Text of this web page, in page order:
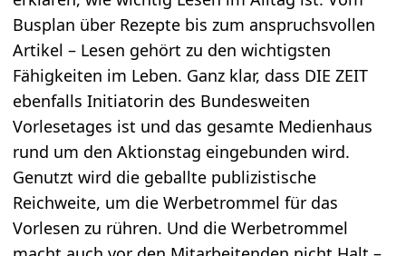
Busplan über Rezepte bis zum anspruchsvollen
Artikel – Lesen gehört zu den wichtigsten
Fähigkeiten im Leben. Ganz klar, dass DIE ZEIT
ebenfalls Initiatorin des Bundesweiten
Vorlesetages ist und das gesamte Medienhaus
rund um den Aktionstag eingebunden wird.
Genutzt wird die geballte publizistische
Reichweite, um die Werbetrommel für das
Vorlesen zu rühren. Und die Werbetrommel